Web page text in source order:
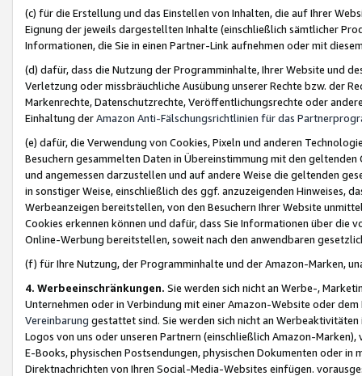
(c) für die Erstellung und das Einstellen von Inhalten, die auf Ihrer
Eignung der jeweils dargestellten Inhalte (einschließlich sämtlicher
Informationen, die Sie in einen Partner-Link aufnehmen oder mit
(d) dafür, dass die Nutzung der Programminhalte, Ihrer Website und
Verletzung oder missbräuchliche Ausübung unserer Rechte bzw. der
Markenrechte, Datenschutzrechte, Veröffentlichungsrechte oder
Einhaltung derAmazon Anti-Fälschungsrichtlinien für das
(e) dafür, die Verwendung von Cookies, Pixeln und anderen
Besuchern gesammelten Daten in Übereinstimmung mit den
und angemessen darzustellen und auf andere Weise die geltenden
in sonstiger Weise, einschließlich des ggf. anzuzeigenden Hinweises,
Werbeanzeigen bereitstellen, von den Besuchern Ihrer Website
Cookies erkennen können und dafür, dass Sie Informationen über die
Online-Werbung bereitstellen, soweit nach den anwendbaren
(f) für Ihre Nutzung, der Programminhalte und der Amazon-Marken,
4. Werbeeinschränkungen. Sie werden sich nicht an Werbe-,
Unternehmen oder in Verbindung mit einer Amazon-Website oder
Vereinbarung gestattet sind. Sie werden sich nicht an
Logos von uns oder unseren Partnern (einschließlich Amazon-
E-Books, physischen Postsendungen, physischen Dokumenten oder in
Direktnachrichten von Ihren Social-Media-Websites einfügen.